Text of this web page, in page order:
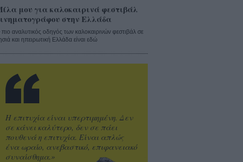
μου για καλοκαιρινά φεστιβάλ
στην Ελλάδα
αναλυτικός οδηγός των καλοκαιρινών φεστιβάλ σε
και ηπειρωτική Ελλάδα είναι εδώ
Η επιτυχία είναι υπερτιμημένη. Δεν
σε κάνει καλύτερο, δεν σε πάει
πουθενά η επιτυχία. Είναι απλώς
ένα ωραίο, ανεβαστικό, επιφανειακό
συναίσθημα.»